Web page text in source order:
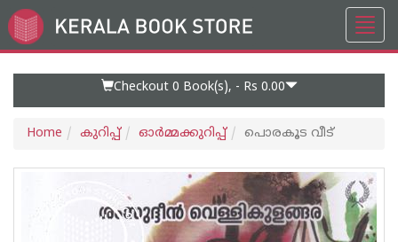
Go
to
Checkout 0 Book(s), - Rs 0.00
Home കുറിപ്പ്‌ ഓര്‍മ്മക്കുറിപ്പ്‌ പൊരകൂട വീട്